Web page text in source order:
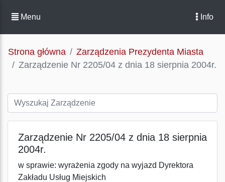
Menu Info
Strona główna
Zarządzenia Prezydenta Miasta
Zarządzenie Nr 2205/04 z dnia 18 sierpnia 2004r.
Zarządzenie Nr 2205/04 z dnia 18 sierpnia
2004r.
w sprawie: wyrażenia zgody na wyjazd Dyrektora
Zakładu Usług Miejskich